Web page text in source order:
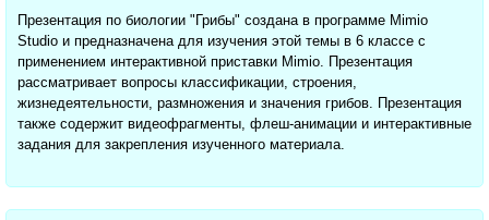
Презентация по биологии "Грибы" создана в программе Mimio
Studio и предназначена для изучения этой темы в 6 классе с
применением интерактивной приставки Mimio. Презентация
рассматривает вопросы классификации, строения,
жизнедеятельности, размножения и значения грибов. Презентация
также содержит видеофрагменты, флеш-анимации и интерактивные
задания для закрепления изученного материала.